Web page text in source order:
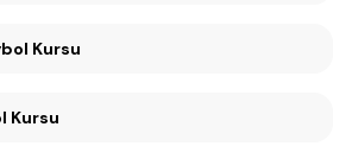
Kursu
Kursu